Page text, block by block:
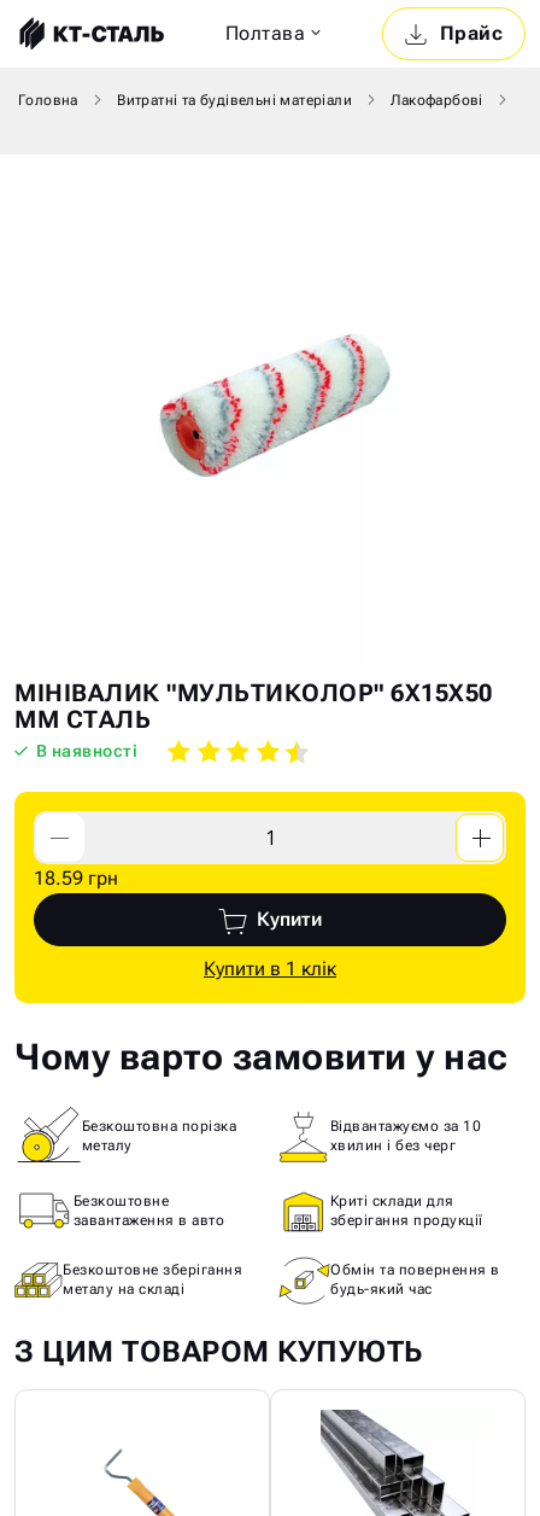
Прайс
Полтава
Головна Витратні та будівельні матеріали Лакофарбові
Skip
to
of
the
images
gallery
Skip
to
of
the
images
gallery
МІНІВАЛИК "МУЛЬТИКОЛОР" 6Х15Х50
ММ СТАЛЬ
В наявності
18.59 грн
Купити
Купити в 1 клік
Чому варто замовити у нас
Безкоштовна порізка
металу
Відвантажуємо за 10
хвилин і без черг
Безкоштовне
завантаження в авто
Криті склади для
зберігання продукції
Безкоштовне зберігання
металу на складі
Обмін та повернення в
будь-який час
З ЦИМ ТОВАРОМ КУПУЮТЬ